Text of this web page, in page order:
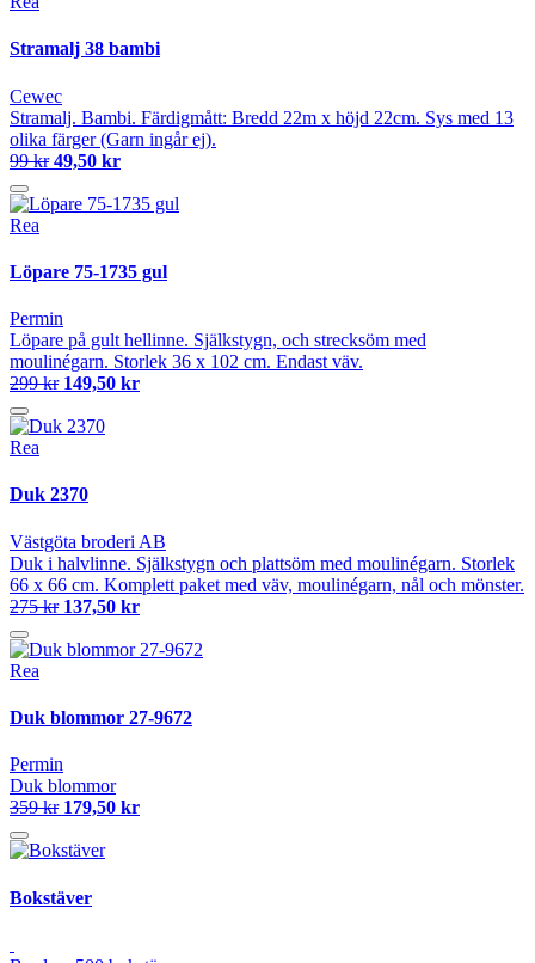
Stramalj 38 bambi
Cewec
Stramalj. Bambi. Färdigmått: Bredd 22m x höjd 22cm. Sys med 13
olika färger (Garn ingår ej).
99 kr 49,50 kr
Rea
Löpare 75-1735 gul
Permin
Löpare på gult hellinne. Själkstygn, och strecksöm med
moulinégarn. Storlek 36 x 102 cm. Endast väv.
299 kr 149,50 kr
Rea
Duk 2370
Västgöta broderi AB
Duk i halvlinne. Själkstygn och plattsöm med moulinégarn. Storlek
66 x 66 cm. Komplett paket med väv, moulinégarn, nål och mönster.
275 kr 137,50 kr
Rea
Duk blommor 27-9672
Permin
Duk blommor
359 kr 179,50 kr
Bokstäver